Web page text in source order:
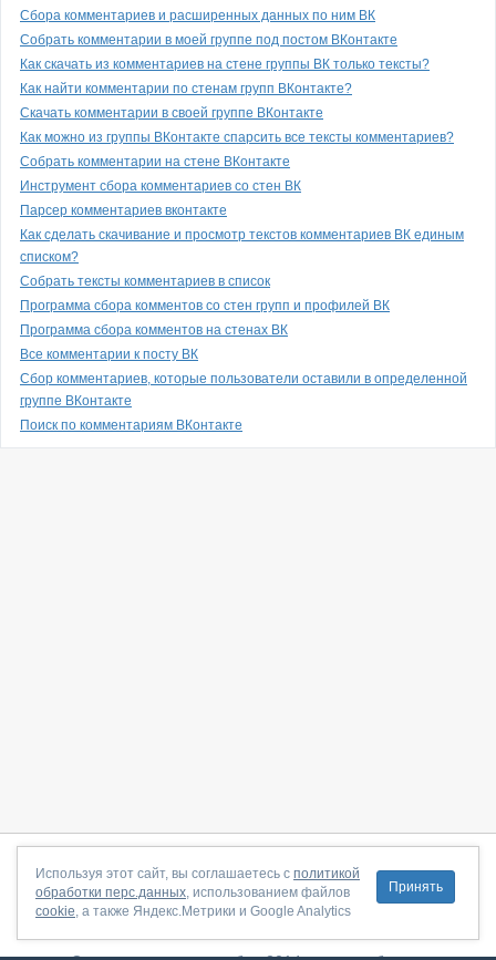
Сбора комментариев и расширенных данных по ним ВК
Собрать комментарии в моей группе под постом ВКонтакте
Как скачать из комментариев на стене группы ВК только тексты?
Как найти комментарии по стенам групп ВКонтакте?
Скачать комментарии в своей группе ВКонтакте
Как можно из группы ВКонтакте спарсить все тексты комментариев?
Собрать комментарии на стене ВКонтакте
Инструмент сбора комментариев со стен ВК
Парсер комментариев вконтакте
Как сделать скачивание и просмотр текстов комментариев ВК единым
списком?
Собрать тексты комментариев в список
Программа сбора комментов со стен групп и профилей ВК
Программа сбора комментов на стенах ВК
Все комментарии к посту ВК
Сбор комментариев, которые пользователи оставили в определенной
группе ВКонтакте
Поиск по комментариям ВКонтакте
О сайте|С чего начать|Контакты|Партнёрская программа
Договор-оферта|Политика конфиденциальности
Правила пользования
Принять
Используя этот сайт, вы соглашаетесь с политикой
обработки перс.данных, использованием файлов
cookie, а также Яндекс.Метрики и Google Analytics